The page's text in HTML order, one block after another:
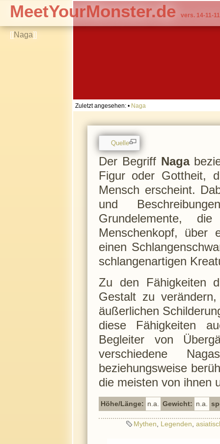
[[Naga]]
MeetYourMonster.de vers. 14-11-11
Zuletzt angesehen: • Naga
Quelle
Der Begriff Naga
Figur oder Gottheit,
Mensch erscheint.
und
Grundelemente,
Menschenkopf, über
einen
schlangenartigen
Zu den Fähigkeiten
Gestalt zu
äußerlichen
diese Fähigkeiten
Begleiter von
verschiedene
beziehungsweise
die meisten von ihnen
Höhe/Länge: n.a. Gewicht: n.a.
Mythen, Legenden,